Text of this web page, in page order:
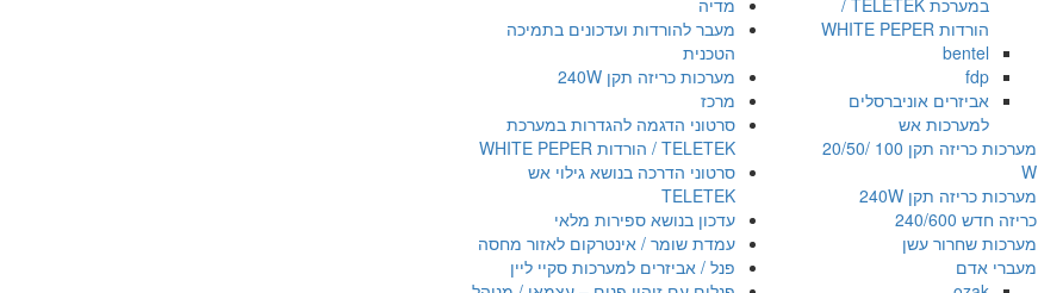
מדיה
מעבר להורדות ועדכונים בתמיכה
הטכנית
מערכות כריזה תקן 240W
מרכז
סרטוני הדגמה להגדרות במערכת
TELETEK / הורדות WHITE PEPER
סרטוני הדרכה בנושא גילוי אש
TELETEK
עדכון בנושא ספירות מלאי
עמדת שומר / אינטרקום לאזור מחסה
פנל / אביזרים למערכות סקיי ליין
במערכת TELETEK /
הורדות WHITE PEPER
bentel
fdp
אביזרים אוניברסלים
למערכות אש
מערכות כריזה תקן 100 /20/50
W
מערכות כריזה תקן 240W
כריזה חדש 240/600
מערכות שחרור עשן
מעברי אדם